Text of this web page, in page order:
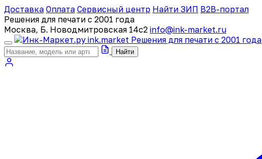
Доставка Оплата Сервисный центр Найти ЗИП B2B-портал
Решения для печати с 2001 года
Москва, Б. Новодмитровская 14с2 info@ink-market.ru
ink.market Решения для печати с 2001 года
Найти